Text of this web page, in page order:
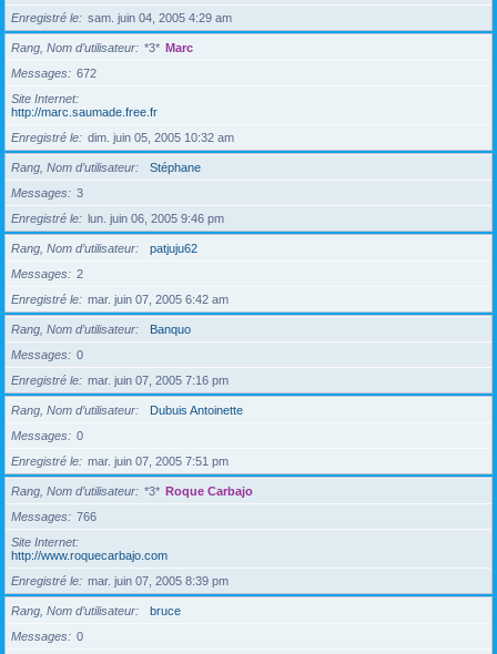
Enregistré le
sam. juin 04, 2005 4:29 am
Rang, Nom d’utilisateur *3* Marc
Messages
672
Site Internet
http://marc.saumade.free.fr
Enregistré le
dim. juin 05, 2005 10:32 am
Rang, Nom d’utilisateur
Stéphane
Messages
3
Enregistré le
lun. juin 06, 2005 9:46 pm
Rang, Nom d’utilisateur
patjuju62
Messages
2
Enregistré le
mar. juin 07, 2005 6:42 am
Rang, Nom d’utilisateur
Banquo
Messages
0
Enregistré le
mar. juin 07, 2005 7:16 pm
Rang, Nom d’utilisateur
Dubuis Antoinette
Messages
0
Enregistré le
mar. juin 07, 2005 7:51 pm
Rang, Nom d’utilisateur *3* Roque Carbajo
Messages
766
Site Internet
http://www.roquecarbajo.com
Enregistré le
mar. juin 07, 2005 8:39 pm
Rang, Nom d’utilisateur
bruce
Messages
0